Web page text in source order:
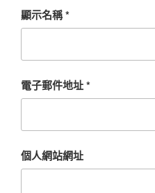
顯示名稱*
電子郵件地址*
個人網站網址